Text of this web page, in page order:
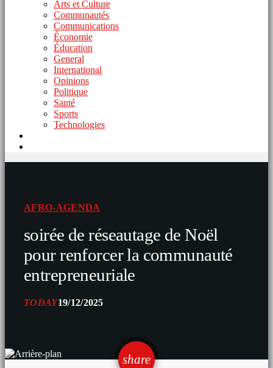
Arts et Culture
Communautés
Communications
Économie
Éducation
General
International
Opinions
Politique
Santé
Sports
Technologies
AFRO-AGENDA
soirée de réseautage de Noël
pour renforcer la communauté
entrepreneuriale
TODAY19/12/2025
share
email